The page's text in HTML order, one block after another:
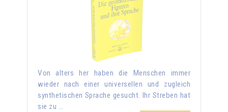
Von alters her haben die Menschen immer
wieder nach einer universellen und zugleich
synthetischen Sprache gesucht. Ihr Streben hat
sie zu …